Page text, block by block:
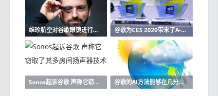
维珍航空对谷歌眼镜进行测试以帮助航空公司乘客 谷歌为CES 2020带来了A-Game更新
Sonos起诉谷歌 声称它窃取了其多房间扬声器技术 谷歌的AI方法能够在几分钟内预测天气